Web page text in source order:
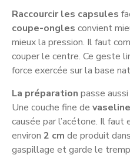
Raccourcir les capsules
coupe-ongles convient
mieux la pression. Il faut
couper le centre. Ce geste
force exercée sur la base
La préparation passe
Une couche fine de vaseline
causée par l’acétone. Il
environ 2 cm de produit
gaspillage et garde le